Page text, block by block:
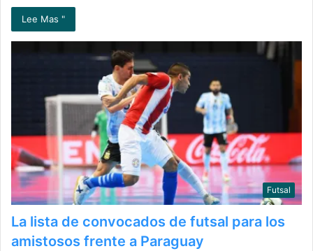
Lee Mas "
Futsal
La lista de convocados de futsal para los
amistosos frente a Paraguay